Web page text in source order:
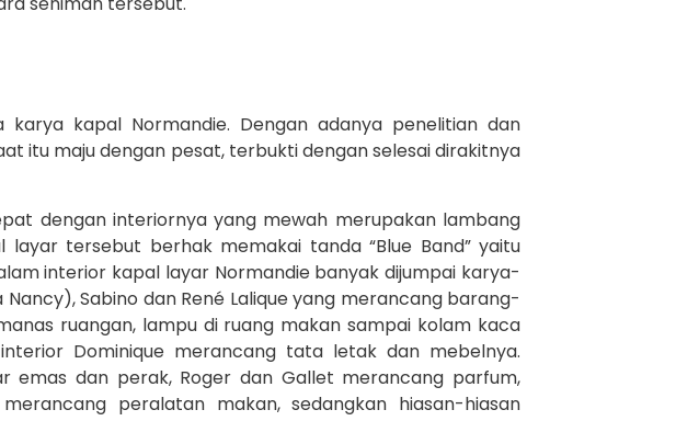
kapal Normandie. Dengan adanya penelitian dan
itu maju dengan pesat, terbukti dengan selesai dirakitnya
dengan interiornya yang mewah merupakan lambang
tersebut berhak memakai tanda “Blue Band” yaitu
interior kapal layar Normandie banyak dijumpai karya-
Sabino dan René Lalique yang merancang barang-
ruangan, lampu di ruang makan sampai kolam kaca
Dominique merancang tata letak dan mebelnya.
dan perak, Roger dan Gallet merancang parfum,
peralatan makan, sedangkan hiasan-hiasan